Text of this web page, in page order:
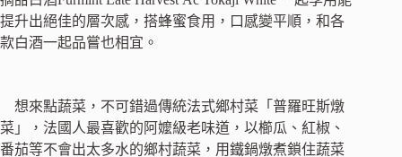
提升出絕佳的層次感，搭蜂蜜食用，口感變平順，和各
款白酒一起品嘗也相宜。
想來點蔬菜，不可錯過傳統法式鄉村菜「普羅旺斯燉
菜」，法國人最喜歡的阿嬤級老味道，以櫛瓜、紅椒、
番茄等不會出太多水的鄉村蔬菜，用鐵鍋燉煮鎖住蔬菜